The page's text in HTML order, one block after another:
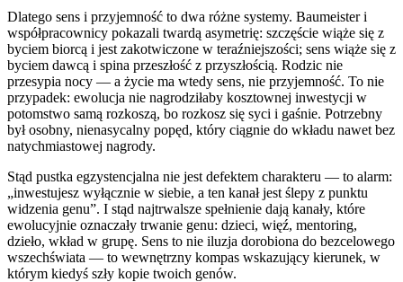
Dlatego sens i przyjemność to dwa różne systemy. Baumeister i
współpracownicy pokazali twardą asymetrię: szczęście wiąże się z
byciem biorcą i jest zakotwiczone w teraźniejszości; sens wiąże się z
byciem dawcą i spina przeszłość z przyszłością. Rodzic nie
przesypia nocy — a życie ma wtedy sens, nie przyjemność. To nie
przypadek: ewolucja nie nagrodziłaby kosztownej inwestycji w
potomstwo samą rozkoszą, bo rozkosz się syci i gaśnie. Potrzebny
był osobny, nienasycalny popęd, który ciągnie do wkładu nawet bez
natychmiastowej nagrody.
Stąd pustka egzystencjalna nie jest defektem charakteru — to alarm:
„inwestujesz wyłącznie w siebie, a ten kanał jest ślepy z punktu
widzenia genu”. I stąd najtrwalsze spełnienie dają kanały, które
ewolucyjnie oznaczały trwanie genu: dzieci, więź, mentoring,
dzieło, wkład w grupę. Sens to nie iluzja dorobiona do bezcelowego
wszechświata — to wewnętrzny kompas wskazujący kierunek, w
którym kiedyś szły kopie twoich genów.